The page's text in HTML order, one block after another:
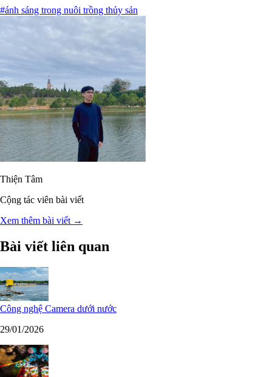
#ánh sáng trong nuôi trồng thủy sản
Thiện Tâm
Cộng tác viên bài viết
Xem thêm bài viết →
Bài viết liên quan
Công nghệ Camera dưới nước
29/01/2026